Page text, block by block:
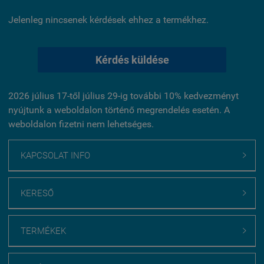
Jelenleg nincsenek kérdések ehhez a termékhez.
Kérdés küldése
2026 július 17-től július 29-ig további 10% kedvezményt
nyújtunk a weboldalon történő megrendelés esetén. A
weboldalon fizetni nem lehetséges.
KAPCSOLAT INFO 
KERESŐ 
TERMÉKEK 